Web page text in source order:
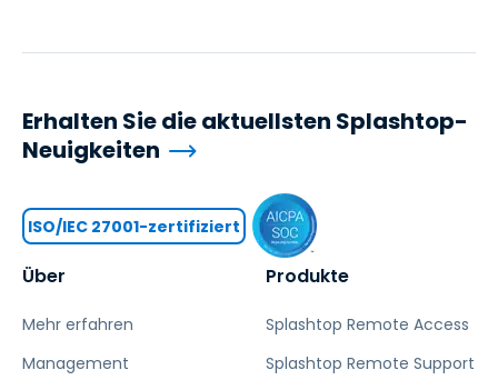
Über
Mehr erfahren
Management
Produkte
Splashtop Remote Access
Splashtop Remote Support
Erhalten Sie die aktuellsten Splashtop-
Neuigkeiten
ISO/IEC 27001-zertifiziert